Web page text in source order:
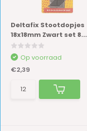
Deltafix Stootdopjes
18x18mm Zwart set 8...
Op voorraad
€2,39